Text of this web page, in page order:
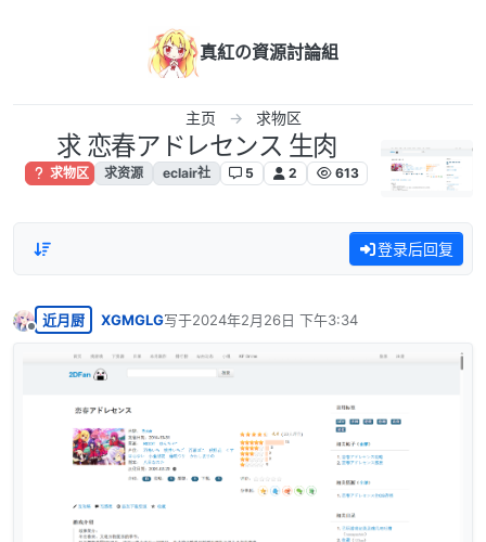
真紅の資源討論組
主页 求物区
求 恋春アドレセンス 生肉
求物区 求资源 eclair社 5 2 613
登录后回复
离线
近月厨 XGMGLG写于2024年2月26日 下午3:34
最后由 编辑